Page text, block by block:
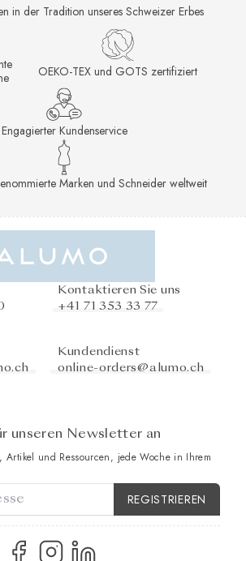
in der Tradition unseres Schweizer Erbes
OEKO-TEX und GOTS zertifiziert
Engagierter Kundenservice
Marken und Schneider weltweit
Kontaktieren Sie uns
+41 71 353 33 77
Kundendienst
online-orders@alumo.ch
unseren Newsletter an
Artikel und Ressourcen, jede Woche in Ihrem
REGISTRIEREN